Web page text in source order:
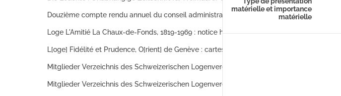
Loge L'Amitié La Chaux-de-Fonds, 1819-1969 : notice historique.
matérielle et importance
matérielle